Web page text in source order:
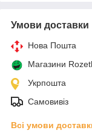
Умови доставки
Нова Пошта
Магазини
Укрпошта
Самовивіз
Всі умови